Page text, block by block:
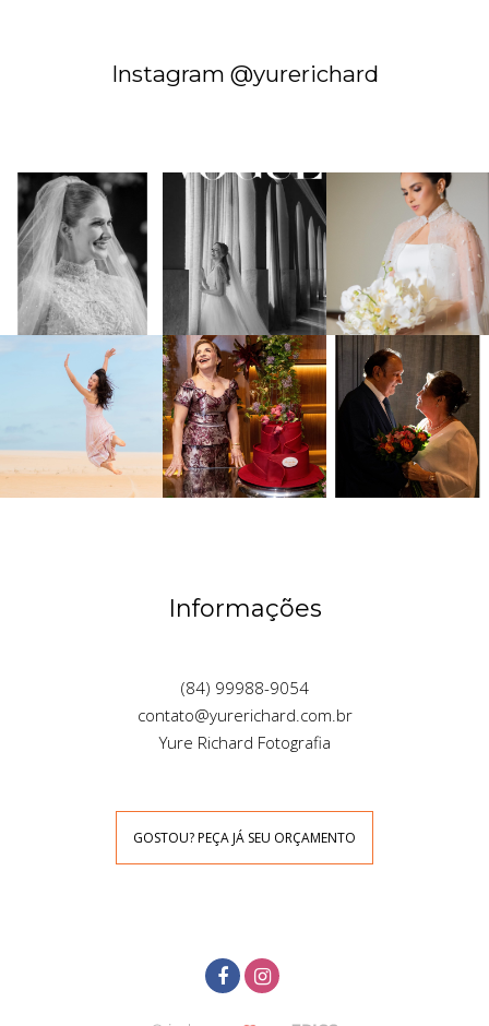
Instagram @yurerichard
Informações
(84) 99988-9054
contato@yurerichard.com.br
Yure Richard Fotografia
GOSTOU? PEÇA JÁ SEU ORÇAMENTO